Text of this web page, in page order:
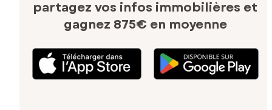
partagez vos infos immobilières et
gagnez 875€ en moyenne